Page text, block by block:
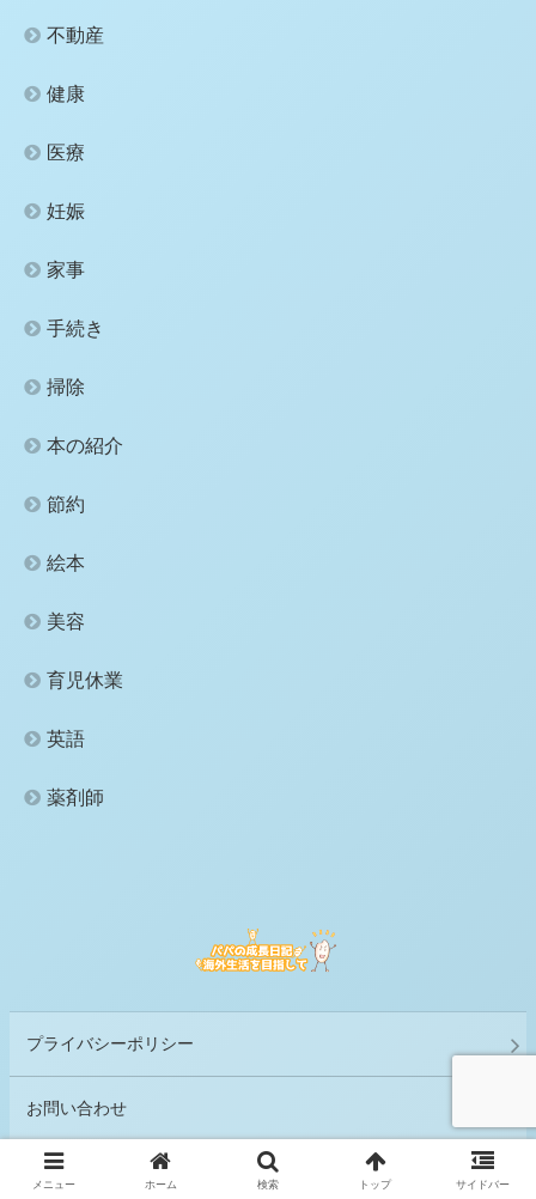
不動産
健康
医療
妊娠
家事
手続き
掃除
本の紹介
節約
絵本
美容
育児休業
英語
薬剤師
プライバシーポリシー
お問い合わせ
メニュー ホーム 検索 トップ サイドバー